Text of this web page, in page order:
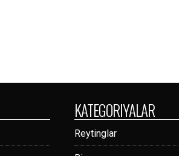
KATEGORIYALAR
Reytinglar